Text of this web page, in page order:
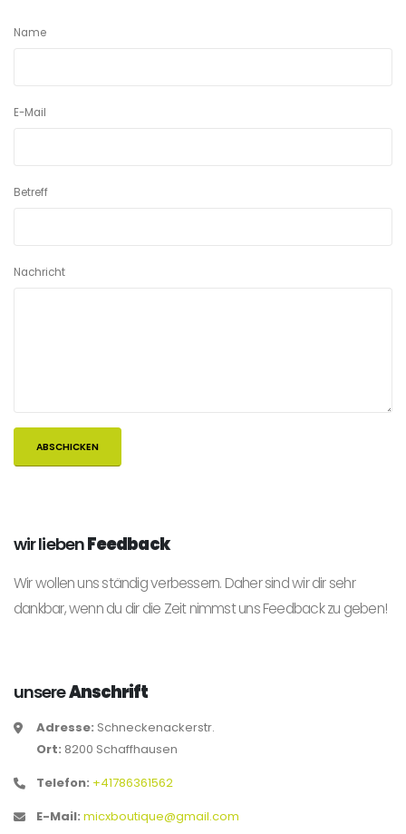
Name
E-Mail
Betreff
Nachricht
wir liebenFeedback
Wir wollen uns ständig verbessern. Daher sind wir dir sehr
dankbar, wenn du dir die Zeit nimmst uns Feedback zu geben!
unsereAnschrift
Adresse: Schneckenackerstr.
Ort: 8200 Schaffhausen
Telefon: +41786361562
E-Mail: micxboutique@gmail.com